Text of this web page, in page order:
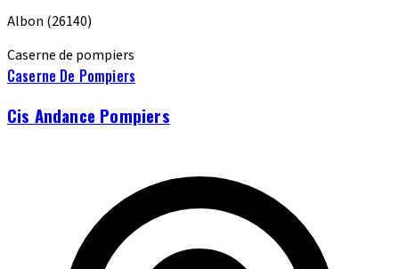
Albon (26140)
Caserne de pompiers
Caserne De Pompiers
Cis Andance Pompiers